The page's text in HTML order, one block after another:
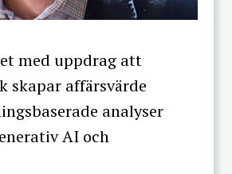
med uppdrag att
skapar affärsvärde
analyser
AI och